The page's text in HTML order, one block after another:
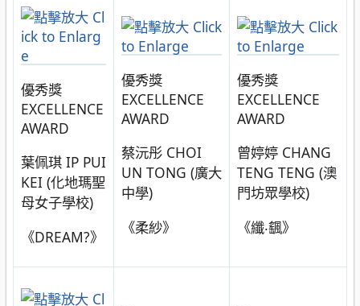
優秀獎
EXCELLENCE
AWARD
葉佩琪 IP PUI
KEI (化地瑪聖
母女子學校)
《DREAM?》
優秀獎
EXCELLENCE
AWARD
蔡沅彤 CHOI
UN TONG (廣大
中學)
《柔紗》
優秀獎
EXCELLENCE
AWARD
曾婷婷 CHANG
TENG TENG (澳
門坊眾學校)
《纖‧颻》